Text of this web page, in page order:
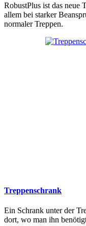
RobustPlus ist das neue
allem bei starker
normaler Treppen.
Treppenschrank
Ein Schrank unter der
dort, wo man ihn